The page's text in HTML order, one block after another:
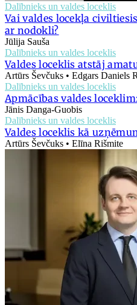
Dalībnieks un valdes loceklis
Vai valdes locekļa
ar nodokli?
Jūlija Sauša
Dalībnieks un valdes loceklis
Valdes loceklis atstāj
Artūrs Ševčuks • Edgars Daniels
Dalībnieks un valdes loceklis
Apmācības valdes
Jānis Danga-Guobis
Dalībnieks un valdes loceklis
Valdes loceklis kā
Artūrs Ševčuks • Elīna Rišmite